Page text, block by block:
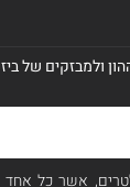
ולמבזקים של
אשר כל